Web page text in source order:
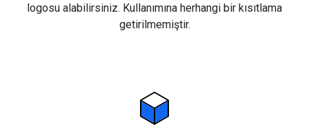
logosu alabilirsiniz. Kullanımına herhangi bir kısıtlama
getirilmemiştir.